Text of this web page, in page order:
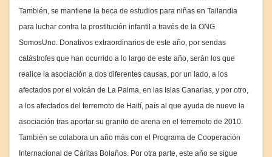
También, se mantiene la beca de estudios para niñas en Tailandia
para luchar contra la prostitución infantil a través de la ONG
SomosUno. Donativos extraordinarios de este año, por sendas
catástrofes que han ocurrido a lo largo de este año, serán los que
realice la asociación a dos diferentes causas, por un lado, a los
afectados por el volcán de La Palma, en las Islas Canarias, y por otro,
a los afectados del terremoto de Haití, país al que ayuda de nuevo la
asociación tras aportar su granito de arena en el terremoto de 2010.
También se colabora un año más con el Programa de Cooperación
Internacional de Cáritas Bolaños. Por otra parte, este año se sigue